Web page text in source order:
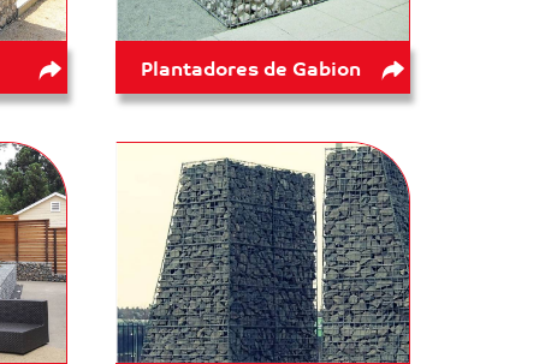
Plantadores de Gabion